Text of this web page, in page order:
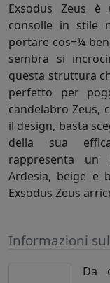
Exsodus Zeus
consolle in stile
portare cos+¼
sembra si
questa struttura
perfetto per
candelabro Zeus,
il design, basta
della sua
rappresenta un
Ardesia, beige e
Exsodus Zeus
Informazioni
Da